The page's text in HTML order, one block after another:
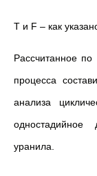
T и F – как
Рассчитанное
процесса
анализа
одностадийное
уранила.